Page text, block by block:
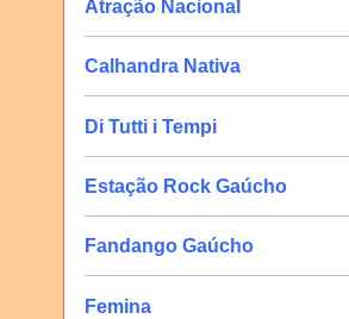
Atração Nacional
Calhandra Nativa
Di Tutti i Tempi
Estação Rock Gaúcho
Fandango Gaúcho
Femina